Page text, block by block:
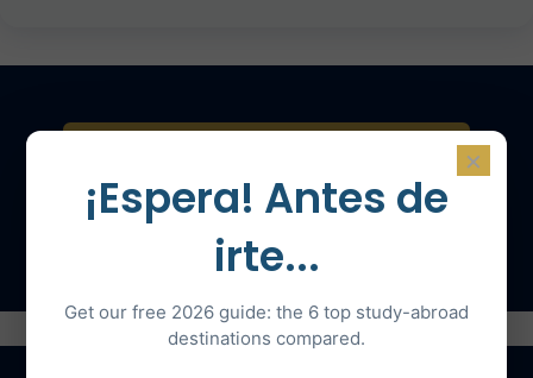
Hable con un experto
×
¡Espera! Antes de
irte...
Get our free 2026 guide: the 6 top study-abroad
destinations compared.